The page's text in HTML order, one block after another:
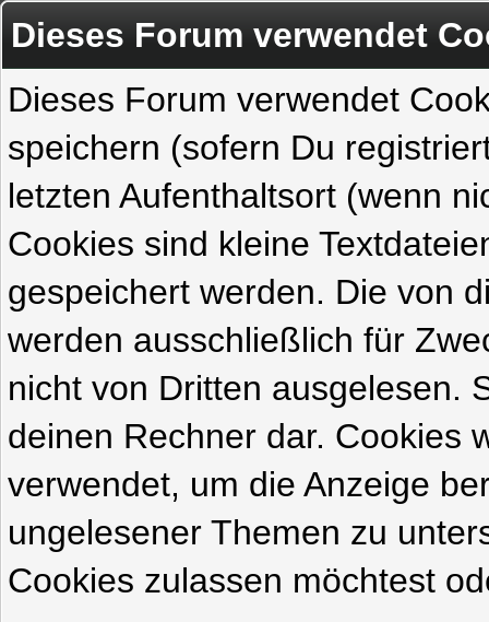
Dieses Forum verwendet
Dieses Forum verwendet
speichern (sofern Du
letzten Aufenthaltsort (wenn
Cookies sind kleine
gespeichert werden. Die von
werden ausschließlich für
nicht von Dritten ausgelesen.
deinen Rechner dar. Cookies
verwendet, um die Anzeige
ungelesener Themen zu
Cookies zulassen möchtest